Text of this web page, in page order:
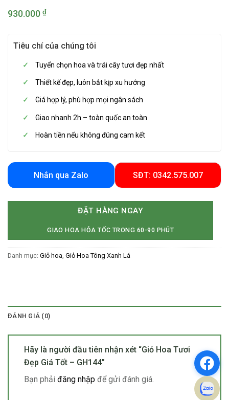
930.000 ₫
Tiêu chí của chúng tôi
Tuyển chọn hoa và trái cây tươi đẹp nhất
Thiết kế đẹp, luôn bắt kịp xu hướng
Giá hợp lý, phù hợp mọi ngân sách
Giao nhanh 2h – toàn quốc an toàn
Hoàn tiền nếu không đúng cam kết
Nhắn qua Zalo SĐT: 0342.575.007
ĐẶT HÀNG NGAY
GIAO HOA HỎA TỐC TRONG 60-90 PHÚT
Danh mục: Giỏ hoa, Giỏ Hoa Tông Xanh Lá
ĐÁNH GIÁ (0)
Hãy là người đầu tiên nhận xét “Giỏ Hoa Tươi
Đẹp Giá Tốt – GH144”
Bạn phải đăng nhập để gửi đánh giá.